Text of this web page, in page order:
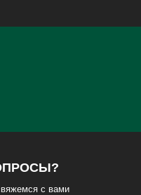
с вами